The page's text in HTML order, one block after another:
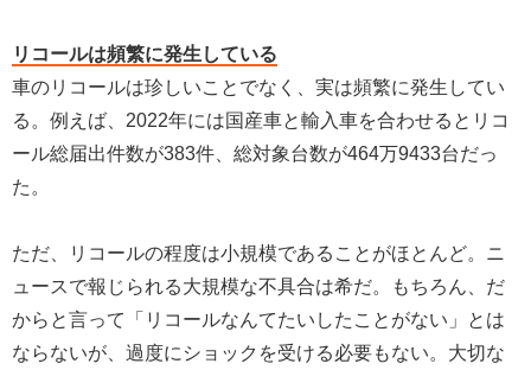
リコールは頻繁に発生している
車のリコールは珍しいことでなく、実は頻繁に発生してい
る。例えば、2022年には国産車と輸入車を合わせるとリコ
ール総届出件数が383件、総対象台数が464万9433台だっ
た。
ただ、リコールの程度は小規模であることがほとんど。ニ
ュースで報じられる大規模な不具合は希だ。もちろん、だ
からと言って「リコールなんてたいしたことがない」とは
ならないが、過度にショックを受ける必要もない。大切な